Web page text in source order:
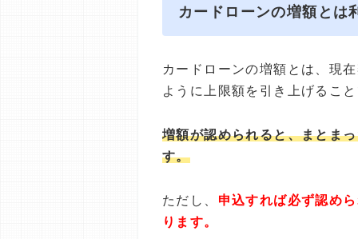
カードローンの増額とは
カードローンの増額とは、現
ように上限額を引き上げるこ
増額が認められると、まとま
す。
ただし、 申込すれば必ず認め
ります。